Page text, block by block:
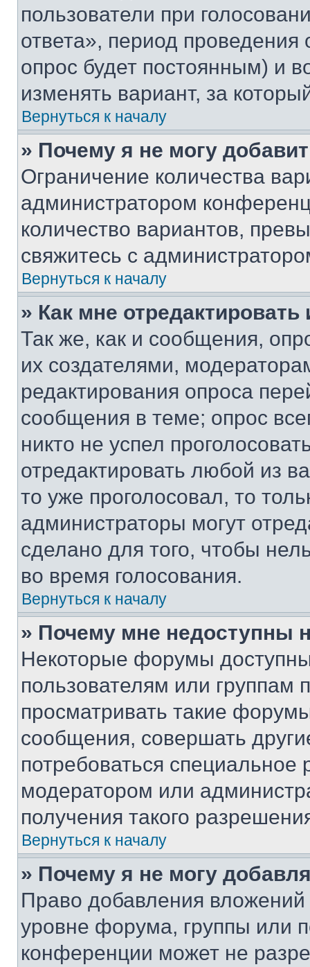
пользователи при
ответа», период проведения
опрос будет постоянным) и
изменять вариант, за
Вернуться к началу
» Почему я не могу
Ограничение количества
администратором
количество вариантов,
свяжитесь с
Вернуться к началу
» Как мне
Так же, как и сообщения,
их создателями,
редактирования опроса
сообщения в теме; опрос
никто не успел
отредактировать любой из
то уже проголосовал, то
администраторы могут
сделано для того, чтобы
во время голосования.
Вернуться к началу
» Почему мне недоступны
Некоторые форумы
пользователям или группам
просматривать такие
сообщения, совершать
потребоваться
модератором или
получения такого
Вернуться к началу
» Почему я не могу
Право добавления
уровне форума, группы или
конференции может не